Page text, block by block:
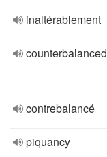
inaltérablement
counterbalanced
contrebalancé
piquancy